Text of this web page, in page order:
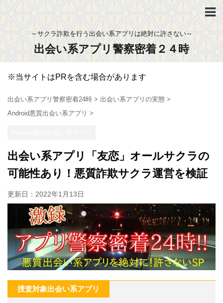
～サクラ詐欺を行う出会い系アプリは絶対に許さない～
出会い系アプリ警察密着２４時
※当サイトはPRを含む場合があります
出会い系アプリ警察密着24時 > 出会い系アプリの実態 >
Android悪質出会い系アプリ >
出会い系アプリ「友恋」オールサクラの
可能性あり！悪質詐欺サクラ運営を検証
更新日： 2022年1月13日
捜査対象出会い系アプリ